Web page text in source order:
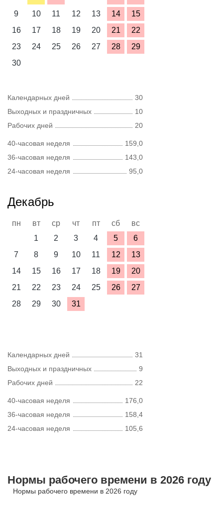
9
10 11 12 13 14
15
16
17 18 19 20 21
22
23
24 25 26 27 28
29
30
Календарных дней
30
Выходных и праздничных
10
Рабочих дней
20
40-часовая неделя
159,0
36-часовая неделя
143,0
24-часовая неделя
95,0
Декабрь
пн вт ср чт пт сб
вс
1
2 3 4 5
6
7
8 9 10 11 12
13
14
15 16 17 18 19
20
21
22 23 24 25 26
27
28
29 30 31
Календарных дней
31
Выходных и праздничных
9
Рабочих дней
22
40-часовая неделя
176,0
36-часовая неделя
158,4
24-часовая неделя
105,6
Нормы рабочего времени в 2026 году
Нормы рабочего времени в 2026 году